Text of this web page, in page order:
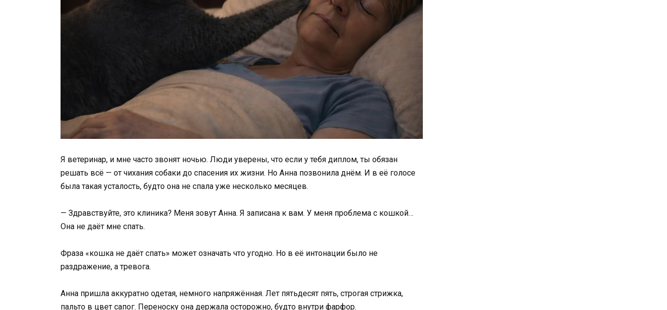
Я ветеринар, и мне часто звонят ночью. Люди уверены, что если у тебя диплом, ты обязан
решать всё — от чихания собаки до спасения их жизни. Но Анна позвонила днём. И в её голосе
была такая усталость, будто она не спала уже несколько месяцев.
— Здравствуйте, это клиника? Меня зовут Анна. Я записана к вам. У меня проблема с кошкой…
Она не даёт мне спать.
Фраза «кошка не даёт спать» может означать что угодно. Но в её интонации было не
раздражение, а тревога.
Анна пришла аккуратно одетая, немного напряжённая. Лет пятьдесят пять, строгая стрижка,
пальто в цвет сапог. Переноску она держала осторожно, будто внутри фарфор.